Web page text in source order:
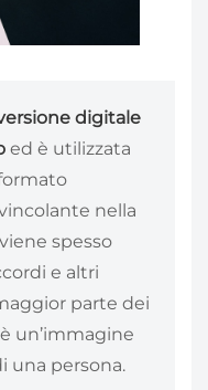
digitale
ed è utilizzata
nella
spesso
e altri
parte dei
un’immagine
una persona.